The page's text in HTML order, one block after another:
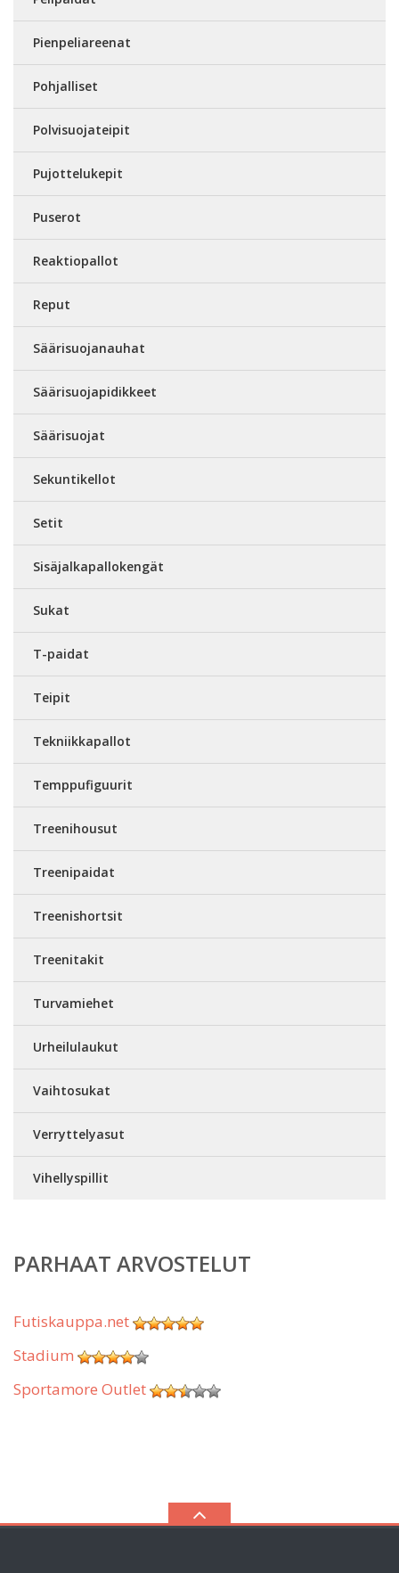
Pienpeliareenat
Pohjalliset
Polvisuojateipit
Pujottelukepit
Puserot
Reaktiopallot
Reput
Säärisuojanauhat
Säärisuojapidikkeet
Säärisuojat
Sekuntikellot
Setit
Sisäjalkapallokengät
Sukat
T-paidat
Teipit
Tekniikkapallot
Temppufiguurit
Treenihousut
Treenipaidat
Treenishortsit
Treenitakit
Turvamiehet
Urheilulaukut
Vaihtosukat
Verryttelyasut
Vihellyspillit
PARHAAT ARVOSTELUT
Futiskauppa.net
Stadium
Sportamore Outlet